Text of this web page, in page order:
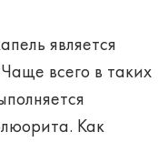
является
всего в таких
Как